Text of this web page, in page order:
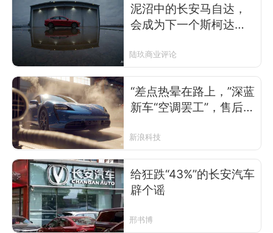
泥沼中的长安马自达，
会成为下一个斯柯达
陆玖商业评论
“差点热晕在路上，”深蓝
新车“空调罢工”，售后承
仅修不赔”
新浪科技
给狂跌“43%”的长安汽车
辟个谣
邢书博